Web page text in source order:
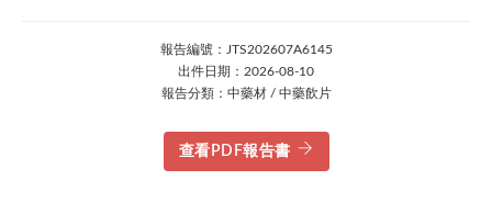
報告編號：JTS202607A6145
出件日期：2026-08-10
報告分類：中藥材 / 中藥飲片
查看PDF報告書